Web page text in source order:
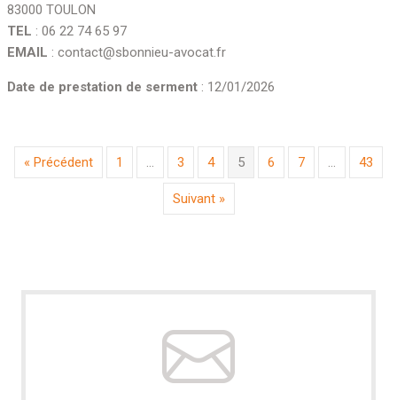
83000 TOULON
TEL : 06 22 74 65 97
EMAIL : contact@sbonnieu-avocat.fr
Date de prestation de serment : 12/01/2026
« Précédent 1 … 3 4 5 6 7 … 43
Suivant »